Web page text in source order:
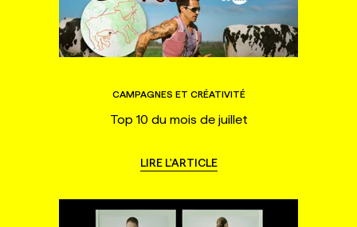
CAMPAGNES ET CRÉATIVITÉ
Top 10 du mois de juillet
LIRE L'ARTICLE